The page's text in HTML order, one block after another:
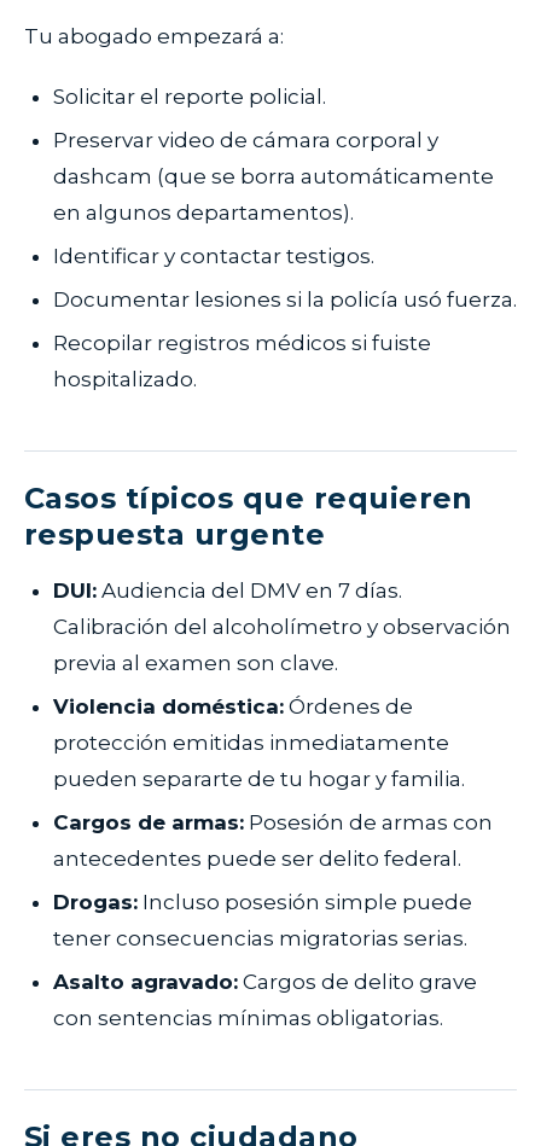
Tu abogado empezará a:
Solicitar el reporte policial.
Preservar video de cámara corporal y
dashcam (que se borra automáticamente
en algunos departamentos).
Identificar y contactar testigos.
Documentar lesiones si la policía usó fuerza.
Recopilar registros médicos si fuiste
hospitalizado.
Casos típicos que requieren
respuesta urgente
DUI: Audiencia del DMV en 7 días.
Calibración del alcoholímetro y observación
previa al examen son clave.
Violencia doméstica: Órdenes de
protección emitidas inmediatamente
pueden separarte de tu hogar y familia.
Cargos de armas: Posesión de armas con
antecedentes puede ser delito federal.
Drogas: Incluso posesión simple puede
tener consecuencias migratorias serias.
Asalto agravado: Cargos de delito grave
con sentencias mínimas obligatorias.
Si eres no ciudadano